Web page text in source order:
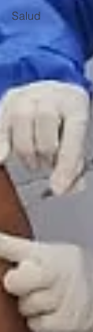
Salud